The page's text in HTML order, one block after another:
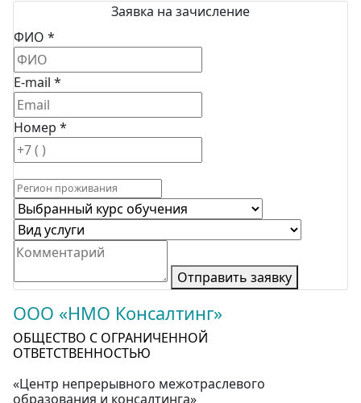
Заявка на зачисление
ФИО *
E-mail *
Номер *
Отправить заявку
ООО «НМО Консалтинг»
ОБЩЕСТВО С ОГРАНИЧЕННОЙ
ОТВЕТСТВЕННОСТЬЮ
«Центр непрерывного межотраслевого
образования и консалтинга»